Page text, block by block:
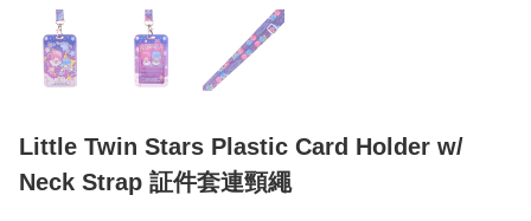
Little Twin Stars Plastic Card Holder w/
Neck Strap 証件套連頸繩